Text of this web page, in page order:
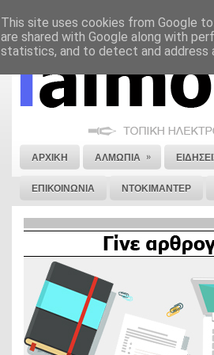
ΝΟΜΙΚΗ ΣΗΜΕΙΩΣΗ ΔΙΑΦΗΜΙΣΗ
ΑΡΧΙΚΗ ΑΛΜΩΠΙΑ »
ΕΠΙΚΟΙΝΩΝΙΑ ΝΤΟΚΙΜΑΝΤΕΡ
This site uses cookies from Google
are shared with Google along with
statistics, and to detect and address